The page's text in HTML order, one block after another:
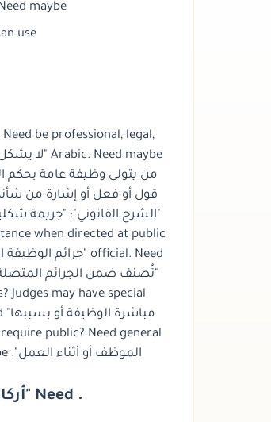
maybe
use
be professional, legal,
when directed at public
. Need "أركان أو عناصر المصطلح" exactly. Include